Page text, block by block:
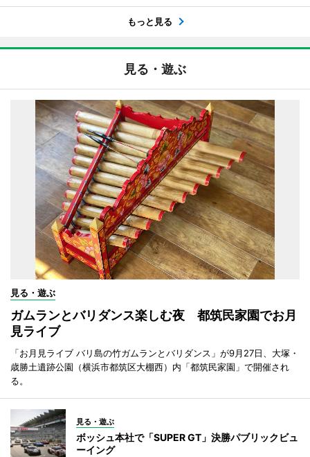
もっと見る
見る・遊ぶ
見る・遊ぶ
ガムランとバリダンス楽しむ夜 都筑民家園でお月
見ライブ
「お月見ライブ バリ島の竹ガムランとバリダンス」が9月27日、大塚・
歳勝土遺跡公園（横浜市都筑区大棚西）内「都筑民家園」で開催され
る。
見る・遊ぶ
ボッシュ本社で「SUPER GT」決勝パブリックビュ
ーイング